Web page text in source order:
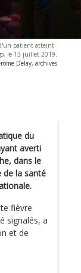
d'un patient atteint
le 13 juillet 2019.
Delay, archives
du
averti
dans le
de la santé
fièvre
signalés, a
et de